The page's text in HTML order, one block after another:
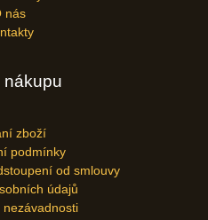
nás
nákupu
zboží
podmínky
od smlouvy
údajů
nezávadnosti